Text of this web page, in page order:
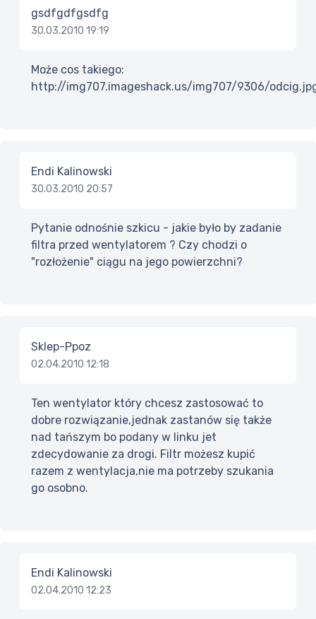
gsdfgdfgsdfg
30.03.2010 19:19
Może cos takiego:
http://img707.imageshack.us/img707/9306/
Endi Kalinowski
30.03.2010 20:57
Pytanie odnośnie szkicu - jakie było by zadanie
filtra przed wentylatorem ? Czy chodzi o
"rozłożenie" ciągu na jego powierzchni?
Sklep-Ppoz
02.04.2010 12:18
Ten wentylator który chcesz zastosować to
dobre rozwiązanie,jednak zastanów się także
nad tańszym bo podany w linku jet
zdecydowanie za drogi. Filtr możesz kupić
razem z wentylacja,nie ma potrzeby szukania
go osobno.
Endi Kalinowski
02.04.2010 12:23